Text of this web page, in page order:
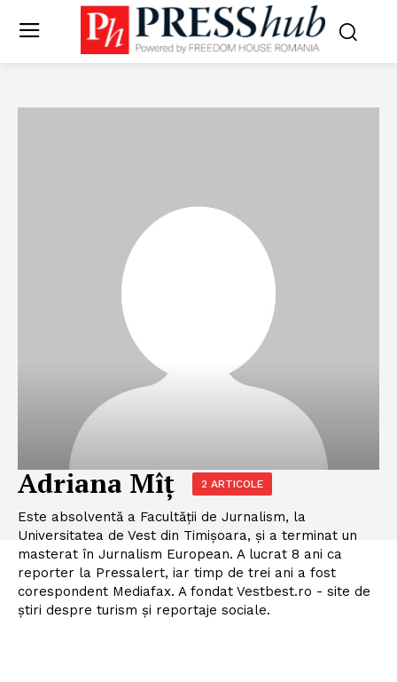
Adriana Mîț 2 ARTICOLE
Este absolventă a Facultății de Jurnalism, la
Universitatea de Vest din Timișoara, și a terminat un
masterat în Jurnalism European. A lucrat 8 ani ca
reporter la Pressalert, iar timp de trei ani a fost
corespondent Mediafax. A fondat Vestbest.ro - site de
știri despre turism și reportaje sociale.